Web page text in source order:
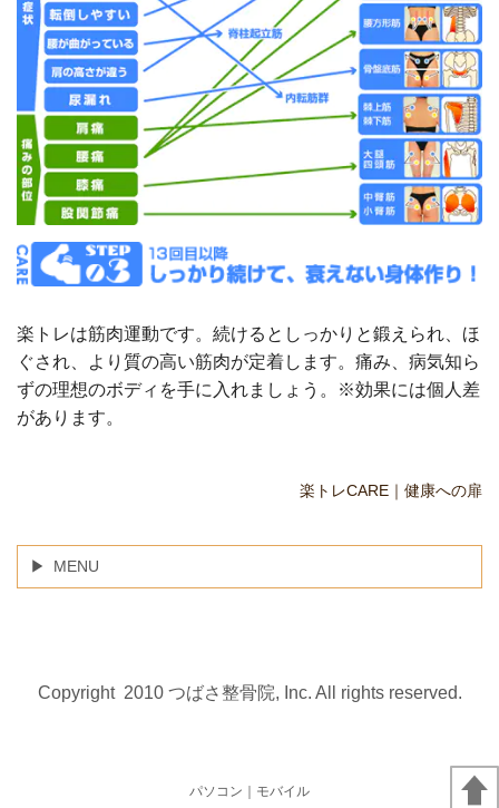
楽トレは筋肉運動です。続けるとしっかりと鍛えられ、ほ
ぐされ、より質の高い筋肉が定着します。痛み、病気知ら
ずの理想のボディを手に入れましょう。※効果には個人差
があります。
楽トレCARE｜健康への扉
MENU
Copyright 2010 つばさ整骨院, Inc. All rights reserved.
パソコン ｜モバイル